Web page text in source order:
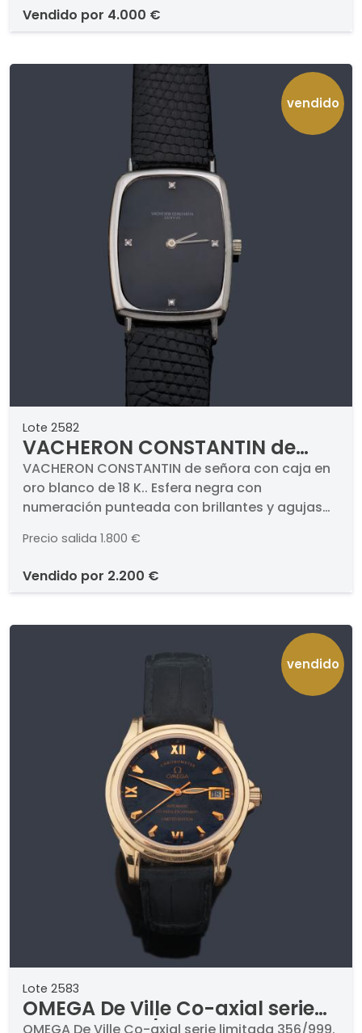
trasera en cristal que permite ver el
movimiento. Pulsera en piel. Mecanismo de
vendido por 4.000 €
vendido
Lote 2582
VACHERON CONSTANTIN de
señora con caja en oro blanco
de 18 K.
VACHERON CONSTANTIN de señora con caja en
oro blanco de 18 K.. Esfera negra con
numeración punteada con brillantes y agujas
en piel. Mecanismo de cuerda. Estado de
marcha.
Precio salida 1.800 €
vendido por 2.200 €
vendido
Lote 2583
OMEGA De Ville Co-axial serie